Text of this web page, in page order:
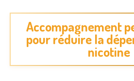
Accompagnement
pour réduire la
nicotine